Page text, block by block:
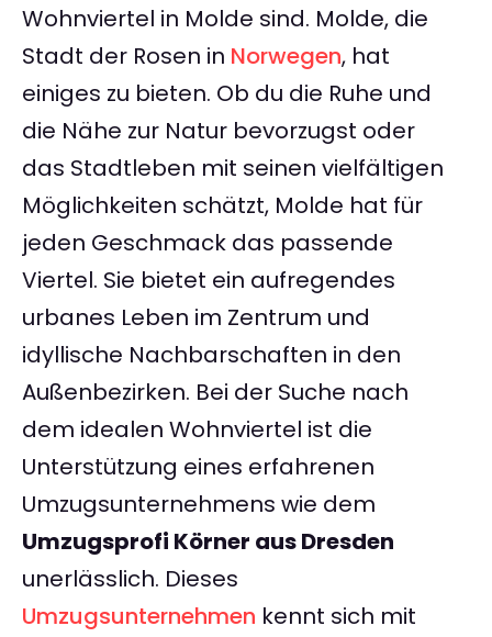
Wohnviertel in Molde sind. Molde, die
Stadt der Rosen in Norwegen, hat
einiges zu bieten. Ob du die Ruhe und
die Nähe zur Natur bevorzugst oder
das Stadtleben mit seinen vielfältigen
Möglichkeiten schätzt, Molde hat für
jeden Geschmack das passende
Viertel. Sie bietet ein aufregendes
urbanes Leben im Zentrum und
idyllische Nachbarschaften in den
Außenbezirken. Bei der Suche nach
dem idealen Wohnviertel ist die
Unterstützung eines erfahrenen
Umzugsunternehmens wie dem
Umzugsprofi Körner aus Dresden
unerlässlich. Dieses
Umzugsunternehmen kennt sich mit